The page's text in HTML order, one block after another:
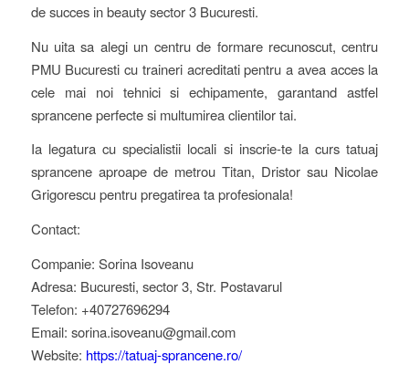
de succes in beauty sector 3 Bucuresti.
Nu uita sa alegi un centru de formare recunoscut, centru
PMU Bucuresti cu traineri acreditati pentru a avea acces la
cele mai noi tehnici si echipamente, garantand astfel
sprancene perfecte si multumirea clientilor tai.
Ia legatura cu specialistii locali si inscrie-te la curs tatuaj
sprancene aproape de metrou Titan, Dristor sau Nicolae
Grigorescu pentru pregatirea ta profesionala!
Contact:
Companie: Sorina Isoveanu
Adresa: Bucuresti, sector 3, Str. Postavarul
Telefon: +40727696294
Email: sorina.isoveanu@gmail.com
Website: https://tatuaj-sprancene.ro/